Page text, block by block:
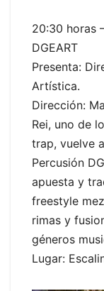
20:30 horas
DGEART
Presenta:
Artística.
Dirección:
Rei, uno de
trap, vuelve
Percusión
apuesta y
freestyle
rimas y
géneros
Lugar: